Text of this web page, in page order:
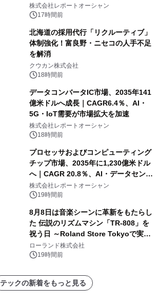
センター・高速光通信需要が成長を加
速
株式会社レポートオーシャン
17時間前
北海道の採用代行「リクルーティブ」
体制強化！富良野・ニセコの人手不足
を解消
クウカン株式会社
18時間前
データコンバータIC市場、2035年141
億米ドルへ成長｜CAGR6.4％、AI・
5G・IoT需要が市場拡大を加速
株式会社レポートオーシャン
18時間前
プロセッサおよびコンピューティング
チップ市場、2035年に1,230億米ドル
へ｜CAGR 20.8％、AI・データセンタ
ー需要が成長を牽引
株式会社レポートオーシャン
19時間前
8月8日は音楽シーンに革新をもたらし
た 伝説のリズムマシン「TR-808」を
祝う日 ～Roland Store Tokyoで実機
を展示しての 記念キャンペーンを開
催 英国ラジオ「NTS」の 特別プログ
アーティストを フィーチャーしたアニ
メーションを公開～
ローランド株式会社
19時間前
テックの新着をもっと見る